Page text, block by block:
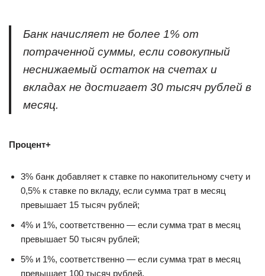
Банк начисляет не более 1% от
потраченной суммы, если совокупный
неснижаемый остаток на счетах и
вкладах не достигает 30 тысяч рублей в
месяц.
Процент+
3% банк добавляет к ставке по накопительному счету и
0,5% к ставке по вкладу, если сумма трат в месяц
превышает 15 тысяч рублей;
4% и 1%, соответственно — если сумма трат в месяц
превышает 50 тысяч рублей;
5% и 1%, соответственно — если сумма трат в месяц
превышает 100 тысяч рублей.